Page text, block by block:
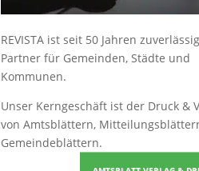
REVISTA ist seit 50 Jahren
Partner für Gemeinden, Städte und
Kommunen.
Unser Kerngeschäft ist der Druck &
von Amtsblättern,
Gemeindeblättern.